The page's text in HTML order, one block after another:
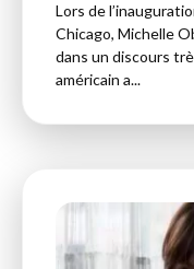
Lors de
Chicago, Michelle
dans un discours
américain a...